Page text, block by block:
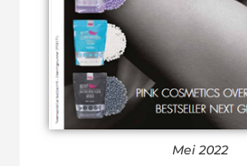
Mei 2022